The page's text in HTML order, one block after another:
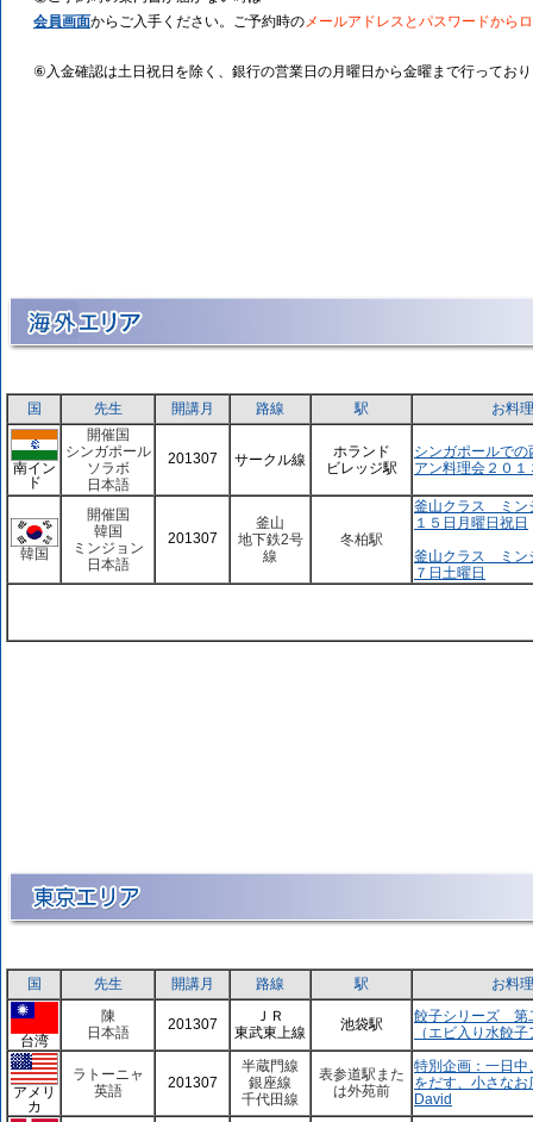
会員画面からご入手ください。ご予約時のメールアドレスとパスワードから
⑥入金確認は土日祝日を除く、銀行の営業日の月曜日から金曜まで行ってお
国 先生 開講月 路線 駅 お料
南イン
ド
開催国
シンガポール
ソラボ
日本語
201307 サークル線
ホランド
ビレッジ駅
シンガポールで
アン料理会２０
韓国
開催国
韓国
ミンジョン
日本語
201307
釜山
地下鉄2号
線
冬柏駅
釜山クラス ミン
１５日月曜日祝日
釜山クラス ミン
７日土曜日
国 先生 開講月 路線 駅 お料
台湾
陳
日本語
201307
ＪＲ
東武東上線
池袋駅
餃子シリーズ
（エビ入り水餃
アメリ
カ
ラトーニャ
英語
201307
半蔵門線
銀座線
千代田線
表参道駅また
は外苑前
特別企画：一日
をだす、小さな
David